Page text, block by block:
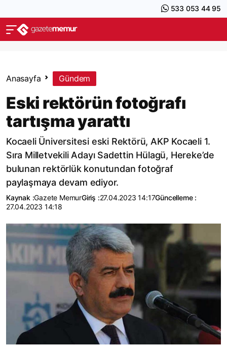
533 053 44 95
Anasayfa Gündem
Eski rektörün fotoğrafı
tartışma yarattı
Kocaeli Üniversitesi eski Rektörü, AKP Kocaeli 1.
Sıra Milletvekili Adayı Sadettin Hülagü, Hereke’de
bulunan rektörlük konutundan fotoğraf
paylaşmaya devam ediyor.
Kaynak :Gazete MemurGiriş :27.04.2023 14:17Güncelleme :
27.04.2023 14:18